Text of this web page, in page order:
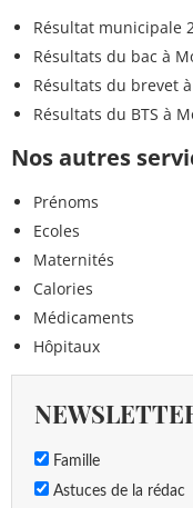
Résultat municipale
Résultats du bac à
Résultats du brevet
Résultats du BTS à
Nos autres
Prénoms
Ecoles
Maternités
Calories
Médicaments
Hôpitaux
Famille
Astuces de la rédac